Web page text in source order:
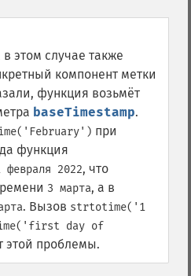
этом случае также
компонент метки
функция возьмёт
baseTimestamp.
при
функция
февраля 2022, что
3 марта, а в
. Вызов strtotime('1
day of
этой проблемы.